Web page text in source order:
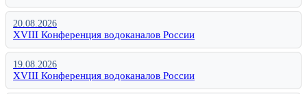
20.08.2026
XVIII Конференция водоканалов России
19.08.2026
XVIII Конференция водоканалов России